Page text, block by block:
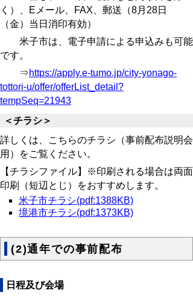
く）、Eメール、
FAX、郵送（8月28日
（金）当日消印有効）
米子市は、電子申請による申込みも可能
です。
⇒https://apply.e-tumo.jp/city-yonago-
tottori-u/offer/offerList_detail?
tempSeq=21943
＜チラシ＞
詳しくは、こちらのチラシ（事前配布説明会
用）をご覧ください。
【チラシファイル】※印刷される場合は両面
印刷（短辺とじ）をおすすめします。
米子市チラシ(pdf:1388KB)
境港市チラシ(pdf:1373KB)
(2)通年での事前配布
日程及び会場